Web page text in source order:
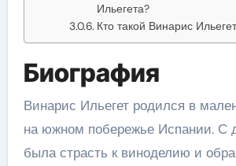
Ильегета?
Кто такой Винарис
Биография
Винарис Ильегет родился в
на южном побережье Испании. С
была страсть к виноделию и